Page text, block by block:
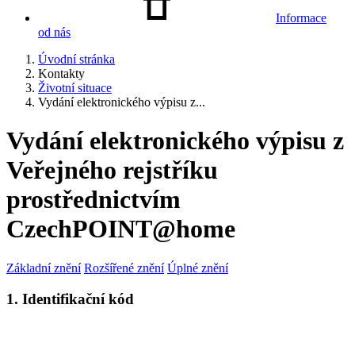
Informace
od nás
Úvodní stránka
Kontakty
Životní situace
Vydání elektronického výpisu z...
Vydání elektronického výpisu z
Veřejného rejstříku
prostřednictvím
CzechPOINT@home
Základní znění Rozšířené znění Úplné znění
1. Identifikační kód